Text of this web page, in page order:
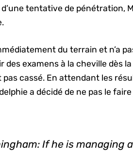
tentative de pénétration,
du terrain et n’a
des examens à la cheville dès
pas cassé. En attendant les
a décidé de ne pas le
If he is managing